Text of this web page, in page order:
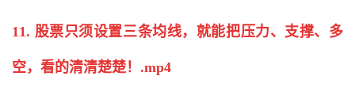
11. 股票只须设置三条均线，就能把压力、支撑、多
空，看的清清楚楚！.mp4